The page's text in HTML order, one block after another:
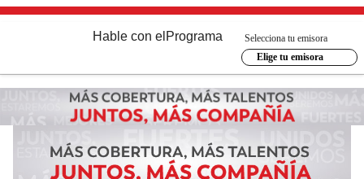
Hable con el Programa
Selecciona tu emisora
Elige tu emisora